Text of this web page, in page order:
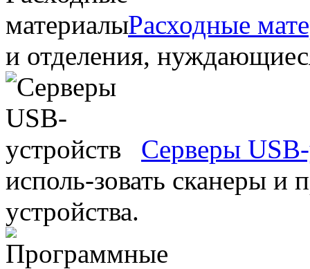
Расходные
и отделения,
Серверы
исполь-зовать сканеры и
устройства.